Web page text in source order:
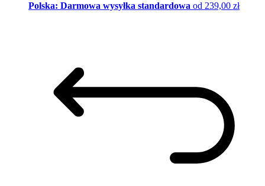
Polska: Darmowa wysyłka standardowa od 239,00 zł